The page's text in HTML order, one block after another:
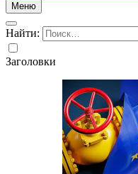
Меню
Найти:
Заголовки